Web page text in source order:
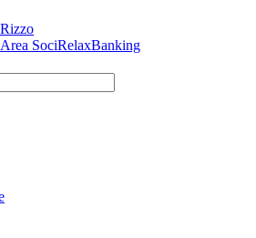
Area SociRelaxBanking